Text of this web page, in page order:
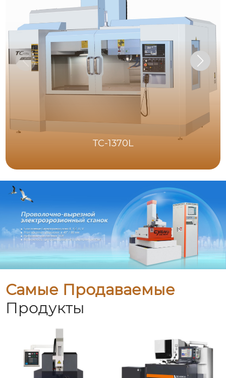
TC-1370L
Самые Продаваемые
Продукты